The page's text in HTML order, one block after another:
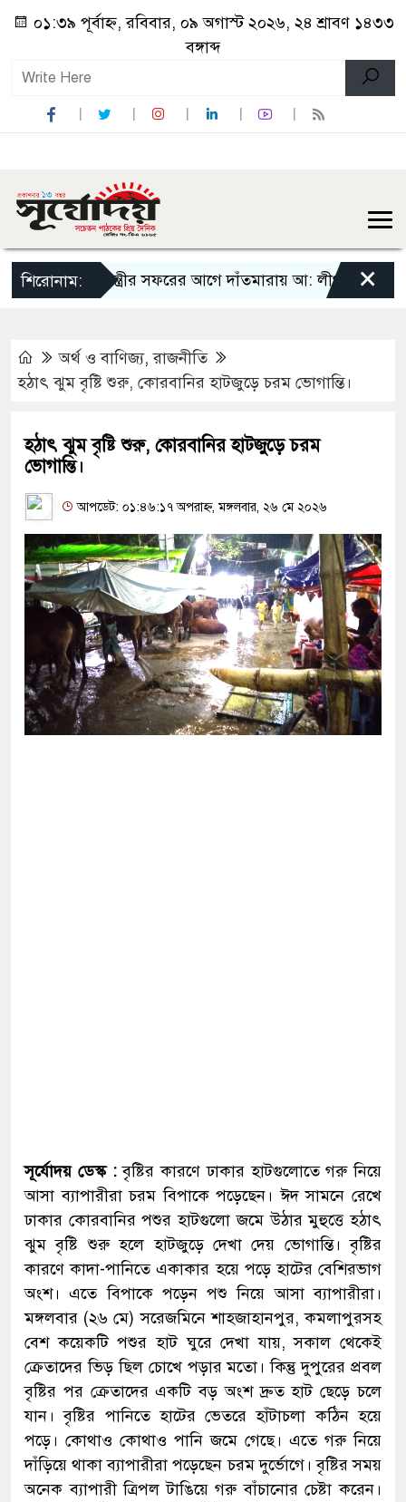
০১:৩৯ পূর্বাহ্ন, রবিবার, ০৯ অগাস্ট ২০২৬, ২৪ শ্রাবণ ১৪৩৩
বঙ্গাব্দ
শিরোনাম:
প্রধানমন্ত্রীর সফরের আগে দাঁতমারায় আ: লীগ নেতাদের×
অর্থ ও বাণিজ্য,রাজনীতি
হঠাৎ ঝুম বৃষ্টি শুরু, কোরবানির হাটজুড়ে চরম ভোগান্তি।
হঠাৎ ঝুম বৃষ্টি শুরু, কোরবানির হাটজুড়ে চরম
ভোগান্তি।
আপডেট: ০১:৪৬:১৭ অপরাহ্ন, মঙ্গলবার, ২৬ মে ২০২৬
সূর্যোদয় ডেস্ক :বৃষ্টির কারণে ঢাকার হাটগুলোতে গরু নিয়ে
আসা ব্যাপারীরা চরম বিপাকে পড়েছেন। ঈদ সামনে রেখে
ঢাকার কোরবানির পশুর হাটগুলো জমে উঠার মুহুত্তে হঠাৎ
ঝুম বৃষ্টি শুরু হলে হাটজুড়ে দেখা দেয় ভোগান্তি। বৃষ্টির
কারণে কাদা-পানিতে একাকার হয়ে পড়ে হাটের বেশিরভাগ
অংশ। এতে বিপাকে পড়েন পশু নিয়ে আসা ব্যাপারীরা।
মঙ্গলবার (২৬ মে) সরেজমিনে শাহজাহানপুর, কমলাপুরসহ
বেশ কয়েকটি পশুর হাট ঘুরে দেখা যায়, সকাল থেকেই
ক্রেতাদের ভিড় ছিল চোখে পড়ার মতো। কিন্তু দুপুরের প্রবল
বৃষ্টির পর ক্রেতাদের একটি বড় অংশ দ্রুত হাট ছেড়ে চলে
যান। বৃষ্টির পানিতে হাটের ভেতরে হাঁটাচলা কঠিন হয়ে
পড়ে। কোথাও কোথাও পানি জমে গেছে। এতে গরু নিয়ে
দাঁড়িয়ে থাকা ব্যাপারীরা পড়েছেন চরম দুর্ভোগে। বৃষ্টির সময়
অনেক ব্যাপারী ত্রিপল টাঙিয়ে গরু বাঁচানোর চেষ্টা করেন।